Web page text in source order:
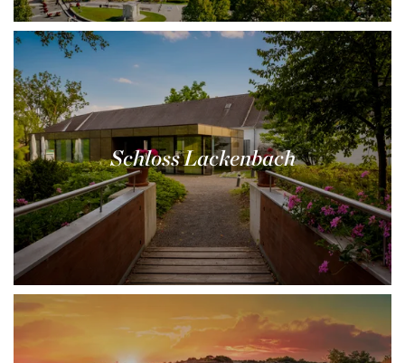
Schloss Lackenbach